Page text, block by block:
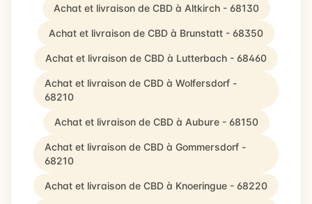
Achat et livraison de CBD à Altkirch - 68130
Achat et livraison de CBD à Brunstatt - 68350
Achat et livraison de CBD à Lutterbach - 68460
Achat et livraison de CBD à Wolfersdorf -
68210
Achat et livraison de CBD à Aubure - 68150
Achat et livraison de CBD à Gommersdorf -
68210
Achat et livraison de CBD à Knoeringue - 68220